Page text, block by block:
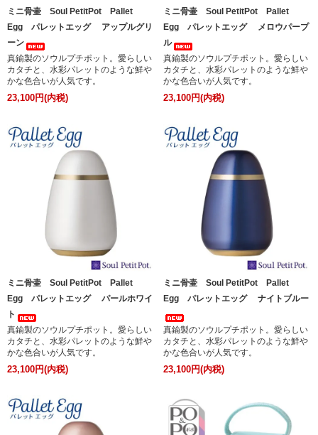
ミニ骨壷 Soul PetitPot Pallet
Egg パレットエッグ アップルグリ
ーン
真鍮製のソウルプチポット。愛らしい
カタチと、水彩パレットのような鮮や
かな色合いが人気です。
23,100円(内税)
ミニ骨壷 Soul PetitPot Pallet
Egg パレットエッグ メロウパープ
ル
真鍮製のソウルプチポット。愛らしい
カタチと、水彩パレットのような鮮や
かな色合いが人気です。
23,100円(内税)
ミニ骨壷 Soul PetitPot Pallet
Egg パレットエッグ パールホワイ
ト
真鍮製のソウルプチポット。愛らしい
カタチと、水彩パレットのような鮮や
かな色合いが人気です。
23,100円(内税)
ミニ骨壷 Soul PetitPot Pallet
Egg パレットエッグ ナイトブルー
真鍮製のソウルプチポット。愛らしい
カタチと、水彩パレットのような鮮や
かな色合いが人気です。
23,100円(内税)